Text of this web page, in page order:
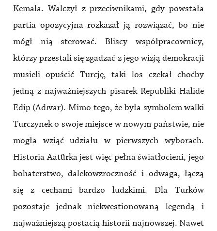
Kemala. Walczył z przeciwnikami, gdy powstała
partia opozycyjna rozkazał ją rozwiązać, bo nie
mógł nią sterować. Bliscy współpracownicy,
którzy przestali się zgadzać z jego wizją demokracji
musieli opuścić Turcję, taki los czekał choćby
jedną z najważniejszych pisarek Republiki Halide
Edip (Adıvar). Mimo tego, że była symbolem walki
Turczynek o swoje miejsce w nowym państwie, nie
mogła wziąć udziału w pierwszych wyborach.
Historia Aatürka jest więc pełna światłocieni, jego
bohaterstwo, dalekowzroczność i odwaga, łączą
się z cechami bardzo ludzkimi. Dla Turków
pozostaje jednak niekwestionowaną legendą i
najważniejszą postacią historii najnowszej. Nawet